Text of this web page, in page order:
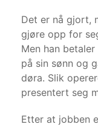
Det er nå gjort,
gjøre opp for
Men han
på sin sønn og
døra. Slik
presentert seg
Etter at jobben